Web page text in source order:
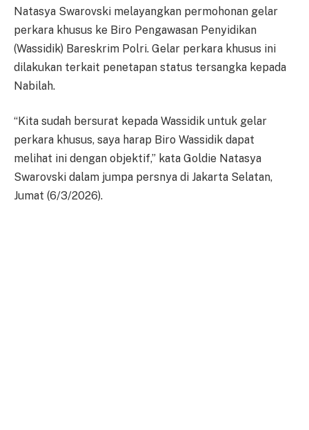
Natasya Swarovski melayangkan permohonan gelar
perkara khusus ke Biro Pengawasan Penyidikan
(Wassidik) Bareskrim Polri. Gelar perkara khusus ini
dilakukan terkait penetapan status tersangka kepada
Nabilah.
“Kita sudah bersurat kepada Wassidik untuk gelar
perkara khusus, saya harap Biro Wassidik dapat
melihat ini dengan objektif,” kata Goldie Natasya
Swarovski dalam jumpa persnya di Jakarta Selatan,
Jumat (6/3/2026).